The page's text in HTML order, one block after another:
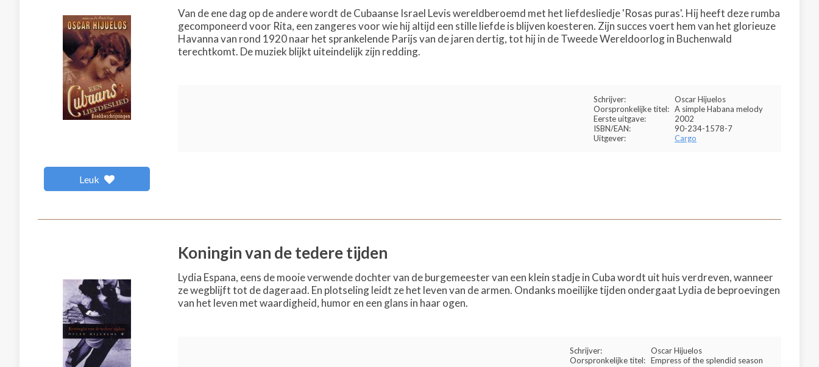
Leuk
Van de ene dag op de andere wordt de Cubaanse Israel Levis wereldberoemd met het liefdesliedje 'Rosas puras'. Hij heeft deze rumba
gecomponeerd voor Rita, een zangeres voor wie hij altijd een stille liefde is blijven koesteren. Zijn succes voert hem van het glorieuze
Havanna van rond 1920 naar het sprankelende Parijs van de jaren dertig, tot hij in de Tweede Wereldoorlog in Buchenwald
terechtkomt. De muziek blijkt uiteindelijk zijn redding.
Schrijver:
Oscar Hijuelos
Oorspronkelijke titel: A simple Habana melody
Eerste uitgave:
2002
ISBN/EAN:
90-234-1578-7
Uitgever:
Cargo
Koningin van de tedere tijden
Lydia Espana, eens de mooie verwende dochter van de burgemeester van een klein stadje in Cuba wordt uit huis verdreven, wanneer
ze wegblijft tot de dageraad. En plotseling leidt ze het leven van de armen. Ondanks moeilijke tijden ondergaat Lydia de beproevingen
van het leven met waardigheid, humor en een glans in haar ogen.
Schrijver:
Oscar Hijuelos
Oorspronkelijke titel: Empress of the splendid season